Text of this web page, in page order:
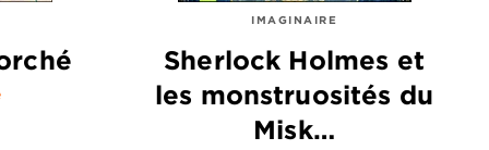
IMAGINAIRE
Sherlock Holmes et
les monstruosités du
Misk…